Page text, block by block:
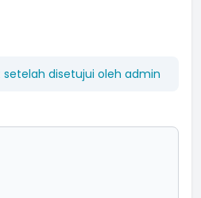
disetujui oleh admin